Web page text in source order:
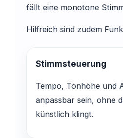
fällt eine monotone
Hilfreich sind zudem
Stimmsteuerung
Tempo, Tonhöhe und
anpassbar sein, ohne
künstlich klingt.